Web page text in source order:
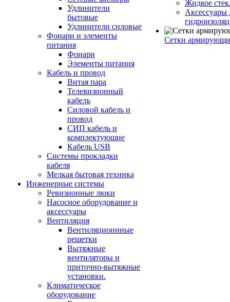
Удлинители
бытовые
Удлинители силовые
Фонари и элементы
питания
Фонари
Элементы питания
Кабель и провод
Витая пара
Телевизионный
кабель
Силовой кабель и
провод
СИП кабель и
комплектующие
Кабель USB
Системы прокладки
кабеля
Мелкая бытовая техника
Инженерные системы
Ревизионные люки
Насосное оборудование и
аксессуары
Вентиляция
Вентиляционнные
решетки
Вытяжные
вентиляторы и
приточно-вытяжные
установки.
Климатическое
оборудование
Жидкое
Аксессуары
Сетки